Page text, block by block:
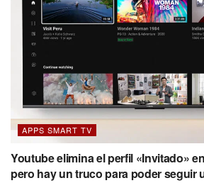
APPS SMART TV
Youtube elimina el perfil «Invitado»
pero hay un truco para poder seguir